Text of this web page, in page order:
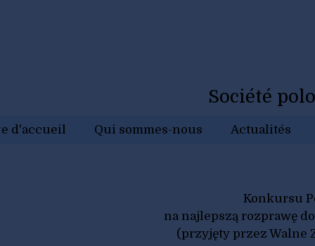
Konkursu
na najlepszą rozprawę
(przyjęty przez Walne
d'accueil Qui sommes-nous Actualités
Société